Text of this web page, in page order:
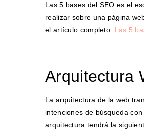
Las 5 bases del SEO es el
realizar sobre una página
el artículo completo: Las 5
Arquitectura
La arquitectura de la web
intenciones de búsqueda
arquitectura tendrá la